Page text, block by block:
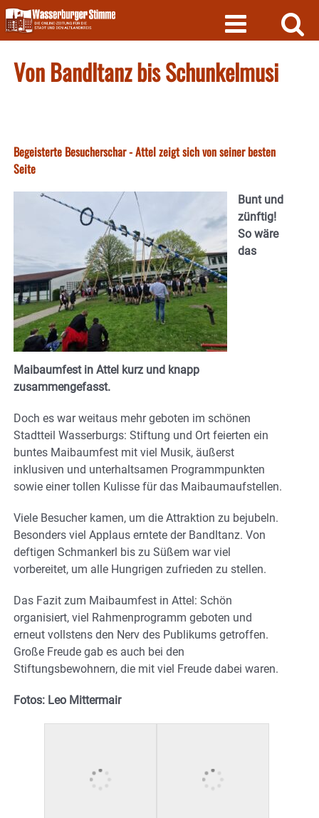
Skip
to
content
Von Bandltanz bis Schunkelmusi
Begeisterte Besucherschar - Attel zeigt sich von seiner besten
Seite
Bunt und
zünftig!
So wäre
das
Maibaumfest in Attel kurz und knapp
zusammengefasst.
Doch es war weitaus mehr geboten im schönen
Stadtteil Wasserburgs: Stiftung und Ort feierten ein
buntes Maibaumfest mit viel Musik, äußerst
inklusiven und unterhaltsamen Programmpunkten
sowie einer tollen Kulisse für das Maibaumaufstellen.
Viele Besucher kamen, um die Attraktion zu bejubeln.
Besonders viel Applaus erntete der Bandltanz. Von
deftigen Schmankerl bis zu Süßem war viel
vorbereitet, um alle Hungrigen zufrieden zu stellen.
Das Fazit zum Maibaumfest in Attel: Schön
organisiert, viel Rahmenprogramm geboten und
erneut vollstens den Nerv des Publikums getroffen.
Große Freude gab es auch bei den
Stiftungsbewohnern, die mit viel Freude dabei waren.
Fotos: Leo Mittermair